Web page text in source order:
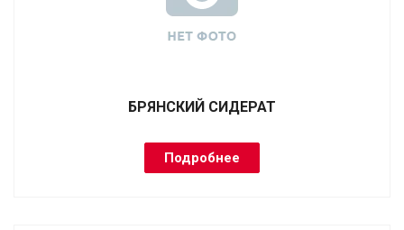
БРЯНСКИЙ СИДЕРАТ
Подробнее